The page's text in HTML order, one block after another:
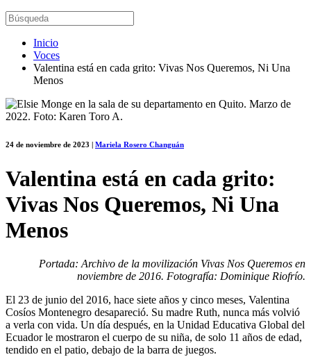
Inicio
Voces
Valentina está en cada grito: Vivas Nos Queremos, Ni Una
Menos
24 de noviembre de 2023 | Mariela Rosero Changuán
Valentina está en cada grito:
Vivas Nos Queremos, Ni Una
Menos
Portada: Archivo de la movilización Vivas Nos Queremos en
noviembre de 2016. Fotografía: Dominique Riofrío.
El 23 de junio del 2016, hace siete años y cinco meses, Valentina
Cosíos Montenegro desapareció. Su madre Ruth, nunca más volvió
a verla con vida. Un día después, en la Unidad Educativa Global del
Ecuador le mostraron el cuerpo de su niña, de solo 11 años de edad,
tendido en el patio, debajo de la barra de juegos.